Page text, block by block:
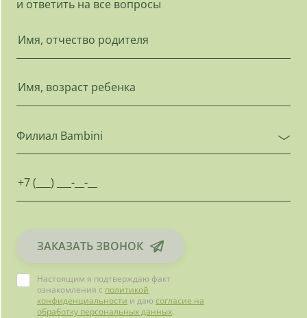
и ответить на все вопросы
Филиал Bambini
ЗАКАЗАТЬ ЗВОНОК
Настоящим я подтверждаю факт
ознакомления с политикой
конфиденциальности и даю согласие на
обработку персональных данных.